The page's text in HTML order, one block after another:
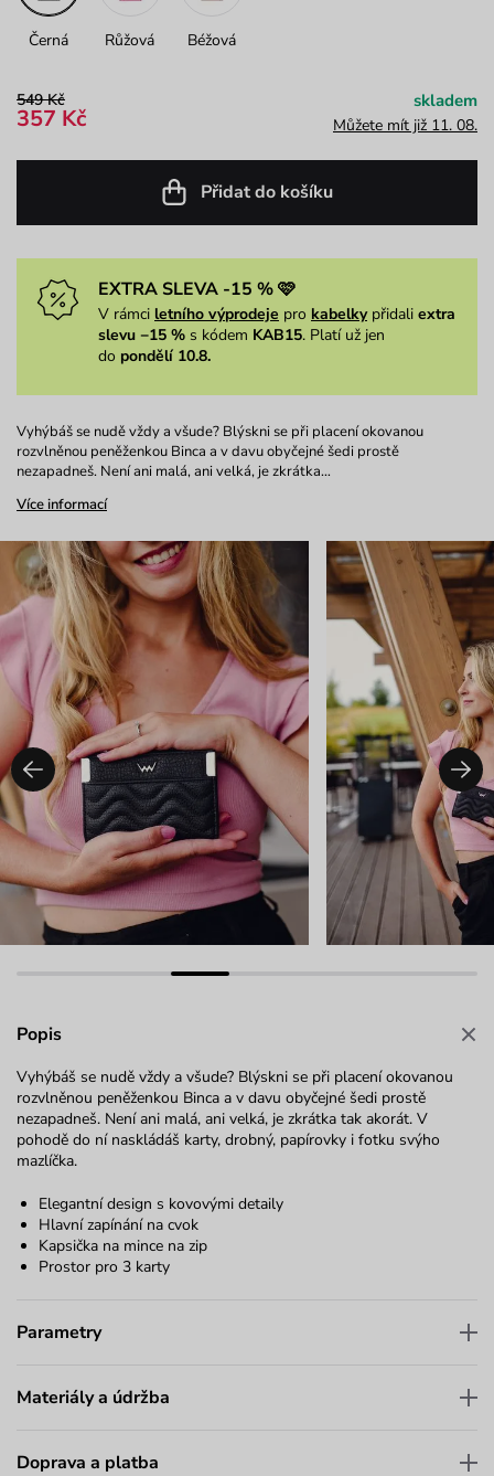
Černá Růžová Béžová
549 Kč
357 Kč
skladem
Můžete mít již 11. 08.
Přidat do košíku
EXTRA SLEVA -15 % 🩷
V rámci letního výprodeje pro kabelkypřidali extra
slevu −15 % s kódem KAB15. Platí už jen
do pondělí 10.8.
Vyhýbáš se nudě vždy a všude? Blýskni se při placení okovanou
rozvlněnou peněženkou Binca a v davu obyčejné šedi prostě
nezapadneš. Není ani malá, ani velká, je zkrátka…
Více informací
Popis
Vyhýbáš se nudě vždy a všude? Blýskni se při placení okovanou
rozvlněnou peněženkou Binca a v davu obyčejné šedi prostě
nezapadneš. Není ani malá, ani velká, je zkrátka tak akorát. V
pohodě do ní naskládáš karty, drobný, papírovky i fotku svýho
mazlíčka.
Elegantní design s kovovými detaily
Hlavní zapínání na cvok
Kapsička na mince na zip
Prostor pro 3 karty
Parametry
Materiály a údržba
Doprava a platba